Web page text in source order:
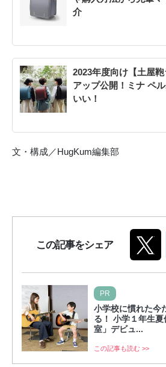
介
2023年度向け【土屋
アップ公開！ミナ ペ
いい！
文・構成／HugKum編集部
この記事をシェア
PR
小学校に慣れた今
る！ 小学１年生
室」デビュ...
この記事も読む >>